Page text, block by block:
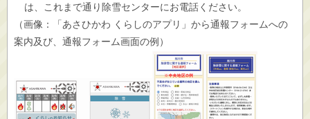
は、これまで通り除雪センターにお電話ください。
（画像：「あさひかわ くらしのアプリ」から通報フォームへの
案内及び、通報フォーム画面の例）